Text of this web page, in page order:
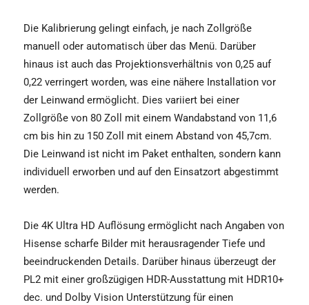
Die Kalibrierung gelingt einfach, je nach Zollgröße
manuell oder automatisch über das Menü. Darüber
hinaus ist auch das Projektionsverhältnis von 0,25 auf
0,22 verringert worden, was eine nähere Installation vor
der Leinwand ermöglicht. Dies variiert bei einer
Zollgröße von 80 Zoll mit einem Wandabstand von 11,6
cm bis hin zu 150 Zoll mit einem Abstand von 45,7cm.
Die Leinwand ist nicht im Paket enthalten, sondern kann
individuell erworben und auf den Einsatzort abgestimmt
werden.
Die 4K Ultra HD Auflösung ermöglicht nach Angaben von
Hisense scharfe Bilder mit herausragender Tiefe und
beeindruckenden Details. Darüber hinaus überzeugt der
PL2 mit einer großzügigen HDR-Ausstattung mit HDR10+
dec. und Dolby Vision Unterstützung für einen